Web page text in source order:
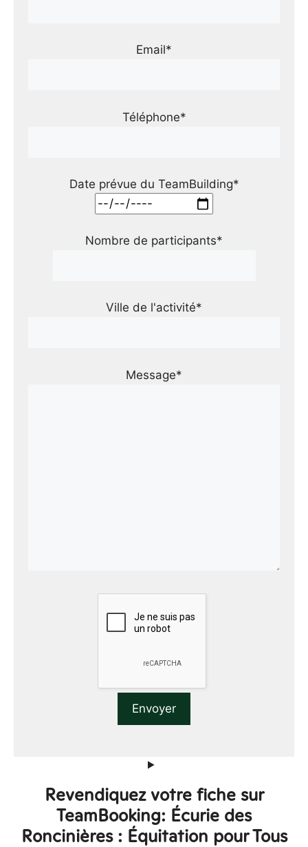
Email*
Téléphone*
Date prévue du TeamBuilding*
Nombre de participants*
Ville de l'activité*
Message*
Revendiquez votre fiche sur
TeamBooking: Écurie des
Roncinières : Équitation pour Tous